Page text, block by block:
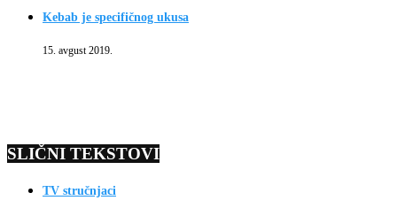
Kebab je specifičnog ukusa
15. avgust 2019.
SLIČNI TEKSTOVI
TV stručnjaci